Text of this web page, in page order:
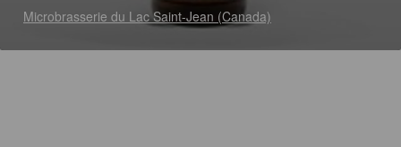
Microbrasserie du Lac Saint-Jean (Canada)